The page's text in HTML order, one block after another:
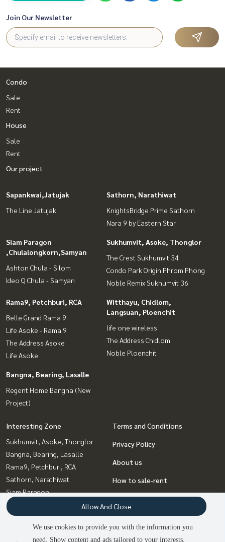
Join Our Newsletter
Condo
Sale
Rent
House
Sale
Rent
Our project
Sapankwai,Jatujak
The Line Jatujak
Sathorn, Narathiwat
KnightsBridge Prime Sathorn
Nara 9 by Eastern Star
Siam Paragon
,Chulalongkorn,Samyan
Ashton Chula - Silom
Ideo Q Chula - Samyan
Sukhumvit, Asoke, Thonglor
The Crest Sukhumvit 34
Condo Park Origin Phrom Phong
Noble Remix Sukhumvit 36
Rama9, Petchburi, RCA
Belle Grand Rama 9
Life Asoke - Rama 9
The Address Asoke
Life Asoke
Witthayu, Chidlom,
Langsuan, Ploenchit
life one wireless
The Address Chidlom
Noble Ploenchit
Bangna, Bearing, Lasalle
Regent Home Bangna (New
Project)
Interesting Zone
Sukhumvit, Asoke, Thonglor
Bangna, Bearing, Lasalle
Rama9, Petchburi, RCA
Sathorn, Narathiwat
Siam Paragon
,Chulalongkorn,Samyan
Sapankwai,Jatujak
Witthayu, Chidlom, Langsuan,
Terms and Conditions
Privacy Policy
About us
How to sale-rent
Contact
We use cookies to provide you with the information you
need. Show content and ads tailored to your interests.
Allow And Close